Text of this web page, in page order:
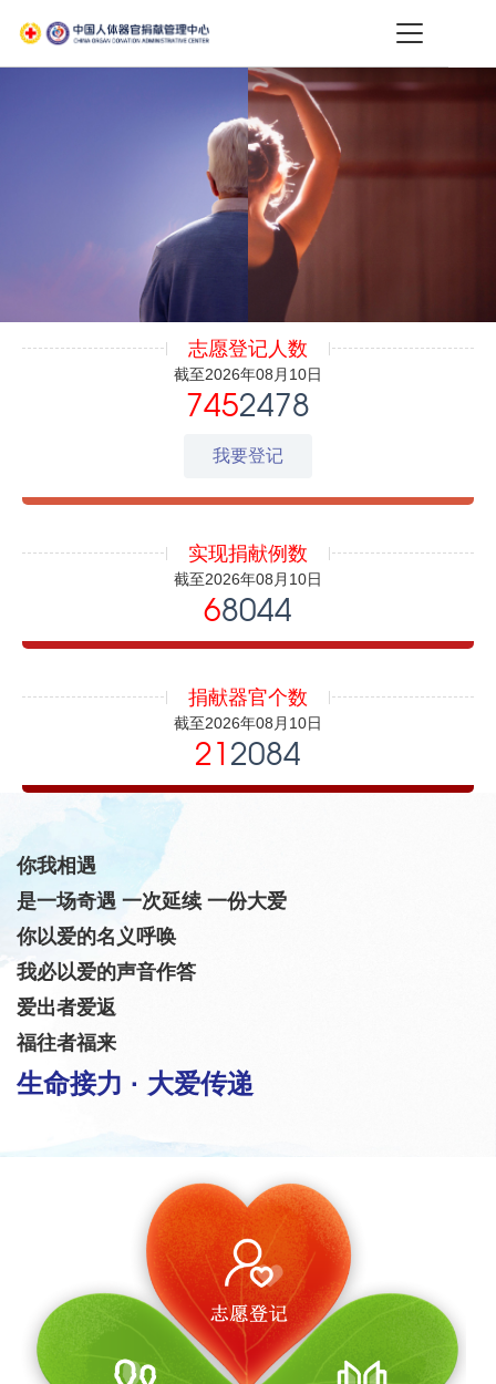
志愿登记人数
截至2026年08月10日
7452478
我要登记
实现捐献例数
截至2026年08月10日
68044
捐献器官个数
截至2026年08月10日
21 2084
你我相遇
是一场奇遇 一次延续 一份大爱
你以爱的名义呼唤
我必以爱的声音作答
爱出者爱返
福往者福来
生命接力 · 大爱传递